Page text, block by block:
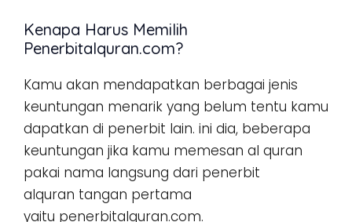
Kenapa Harus Memilih
Penerbitalquran.com?
Kamu akan mendapatkan berbagai jenis
keuntungan menarik yang belum tentu kamu
dapatkan di penerbit lain. ini dia, beberapa
keuntungan jika kamu memesan al quran
pakai nama langsung dari penerbit
alquran tangan pertama
yaitu penerbitalquran.com.